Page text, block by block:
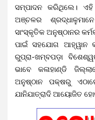
ସମ୍ପାଦନ କରିଥିଲେ।
ଅଞ୍ଚଳର
ସାଂସ୍କୃତିକ ଅନୁଷ୍ଠାନର
ପାଇଁ ସହଯୋଗ ଆହ୍ୱାନ
ରୁପ୍ରା-ଖମ୍ବପଡ଼ା
ଭାବେ କଳାହାଣ୍ଡି
ଅନୁଷ୍ଠାନ ପକ୍ଷରୁ
ଯାନିଯାତ୍ରାଦି ଆୟୋଜିତ